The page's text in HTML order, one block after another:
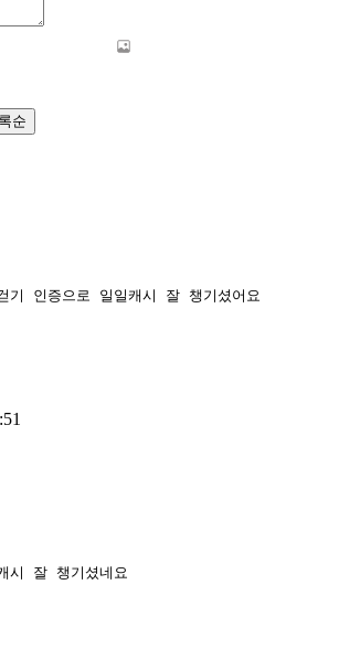
순
기 인증으로 일일캐시 잘 챙기셨어요
시 잘 챙기셨네요